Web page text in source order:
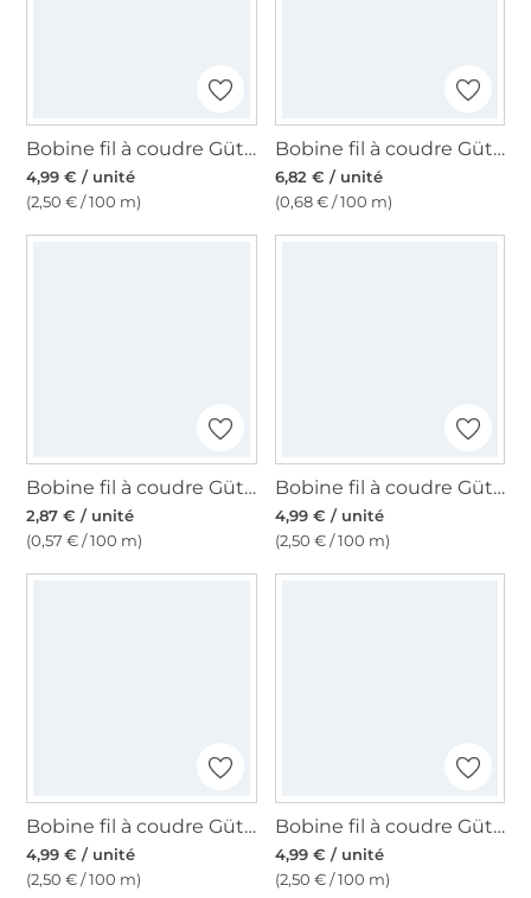
Bobine fil à coudre Gütermann 200m polyester, (111) blanc vanille
4,99 € / unité
(2,50 € / 100 m)
Bobine fil à coudre Gütermann 1000m polyester Mara 120, (0000) noir
6,82 € / unité
(0,68 € / 100 m)
Bobine fil à coudre Gütermann 500m polyester Toldi, (046) rouge foncé
2,87 € / unité
(0,57 € / 100 m)
Bobine fil à coudre Gütermann 200m polyester, (118) beige clair
4,99 € / unité
(2,50 € / 100 m)
Bobine fil à coudre Gütermann 200m polyester, (474) rose foncé
4,99 € / unité
(2,50 € / 100 m)
Bobine fil à coudre Gütermann 200m polyester, (412) jaune miel
4,99 € / unité
(2,50 € / 100 m)